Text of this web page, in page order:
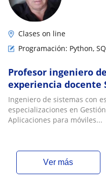
Clases on line
Programación: Python,
Profesor ingeniero
experiencia docente
Colegios
Ingeniero de sistemas con
especializaciones en
Aplicaciones para móviles...
ver más